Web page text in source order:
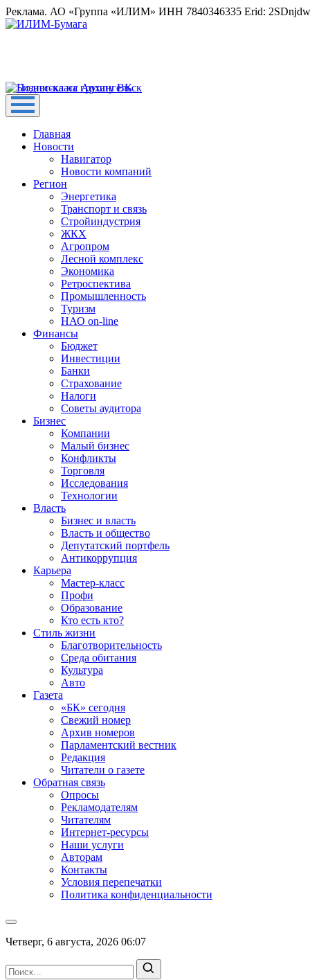
Реклама. АО «Группа «ИЛИМ» ИНН 7840346335 Erid:
Главная
Новости
Навигатор
Новости компаний
Регион
Энергетика
Транспорт и связь
Стройиндустрия
ЖКХ
Агропром
Лесной комплекс
Экономика
Ретроспектива
Промышленность
Туризм
НАО on-line
Финансы
Бюджет
Инвестиции
Банки
Страхование
Налоги
Советы аудитора
Бизнес
Компании
Малый бизнес
Конфликты
Торговля
Исследования
Технологии
Власть
Бизнес и власть
Власть и общество
Депутатский портфель
Антикоррупция
Карьера
Мастер-класс
Профи
Образование
Кто есть кто?
Стиль жизни
Благотворительность
Среда обитания
Культура
Авто
Газета
«БК» сегодня
Свежий номер
Архив номеров
Парламентский вестник
Редакция
Читатели о газете
Обратная связь
Опросы
Рекламодателям
Читателям
Интернет-ресурсы
Наши услуги
Авторам
Контакты
Условия перепечатки
Политика конфиденциальности
Четверг, 6 августа, 2026 06:07